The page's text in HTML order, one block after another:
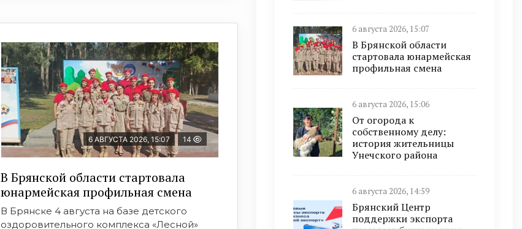
6 АВГУСТА 2026, 15:07 14
В Брянской области стартовала
юнармейская профильная смена
В Брянске 4 августа на базе детского
оздоровительного комплекса «Лесной»
6 августа 2026, 15:07
В Брянской области
стартовала юнармейская
профильная смена
6 августа 2026, 15:06
От огорода к
собственному делу:
история жительницы
Унечского района
6 августа 2026, 14:59
Брянский Центр
поддержки экспорта